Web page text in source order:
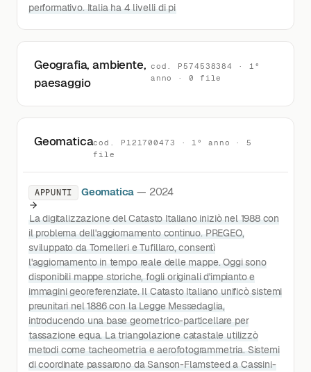
performativo. Italia ha 4 livelli di pi
Geografia, ambiente,
paesaggio
cod. P574538384 · 1°
anno · 0 file
Geomaticacod. P121700473 · 1° anno · 5
file
APPUNTI Geomatica — 2024
La digitalizzazione del Catasto Italiano iniziò nel 1988 con
il problema dell'aggiornamento continuo. PREGEO,
sviluppato da Tomelleri e Tufillaro, consentì
l'aggiornamento in tempo reale delle mappe. Oggi sono
disponibili mappe storiche, fogli originali d'impianto e
immagini georeferenziate. Il Catasto Italiano unificò sistemi
preunitari nel 1886 con la Legge Messedaglia,
introducendo una base geometrico-particellare per
tassazione equa. La triangolazione catastale utilizzò
metodi come tacheometria e aerofotogrammetria. Sistemi
di coordinate passarono da Sanson-Flamsteed a Cassini-